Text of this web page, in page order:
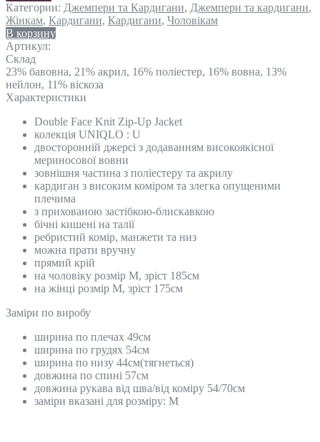
Категории: Джемпери та Кардигани, Джемпери та кардигани,
Жінкам, Кардигани, Кардигани, Чоловікам
В корзину
Артикул:
Склад
23% бавовна, 21% акрил, 16% поліестер, 16% вовна, 13%
нейлон, 11% віскоза
Характеристики
Double Face Knit Zip-Up Jacket
колекція UNIQLO : U
двосторонній джерсі з додаванням високоякісної
мериносової вовни
зовнішня частина з поліестеру та акрилу
кардиган з високим коміром та злегка опущеними
плечима
з прихованою застібкою-блискавкою
бічні кишені на талії
ребристий комір, манжети та низ
можна прати вручну
прямий крій
на чоловіку розмір М, зріст 185см
на жінці розмір M, зріст 175см
Замiри по виробу
ширина по плечах 49см
ширина по грудях 54см
ширина по низу 44см(тягнеться)
довжина по спині 57см
довжина рукава від шва/від коміру 54/70см
заміри вказані для розміру: М